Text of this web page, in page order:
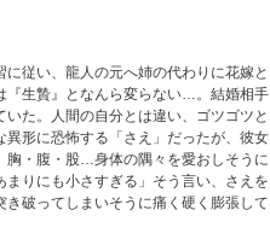
従い、龍人の元へ姉の代わりに花嫁と
『生贄』となんら変らない…。結婚相手
た。人間の自分とは違い、ゴツゴツと
形に恐怖する「さえ」だったが、彼女
胸・腹・股…身体の隅々を愛おしそうに
りにも小さすぎる」そう言い、さえを
破ってしまいそうに痛く硬く膨張して